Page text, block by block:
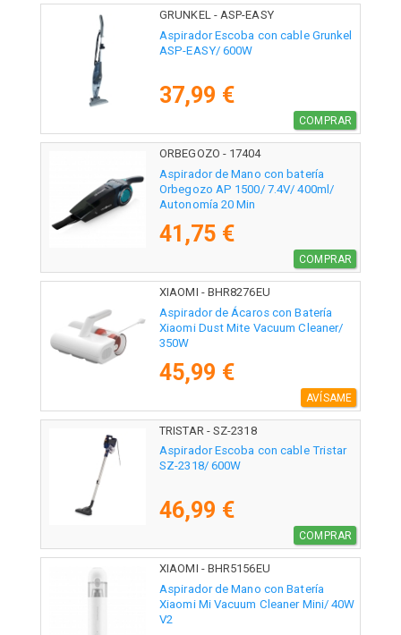
GRUNKEL - ASP-EASY
Aspirador Escoba con cable Grunkel
ASP-EASY/ 600W
37,99 €
COMPRAR
ORBEGOZO - 17404
Aspirador de Mano con batería
Orbegozo AP 1500/ 7.4V/ 400ml/
Autonomía 20 Min
41,75 €
COMPRAR
XIAOMI - BHR8276EU
Aspirador de Ácaros con Batería
Xiaomi Dust Mite Vacuum Cleaner/
350W
45,99 €
AVÍSAME
TRISTAR - SZ-2318
Aspirador Escoba con cable Tristar
SZ-2318/ 600W
46,99 €
COMPRAR
XIAOMI - BHR5156EU
Aspirador de Mano con Batería
Xiaomi Mi Vacuum Cleaner Mini/ 40W
V2